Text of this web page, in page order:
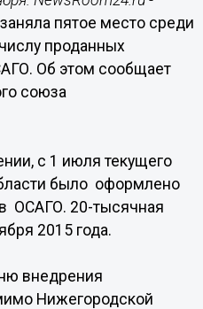
пятое место среди
проданных
Об этом сообщает
союза
с 1 июля текущего
было оформлено
ОСАГО. 20-тысячная
2015 года.
внедрения
Нижегородской